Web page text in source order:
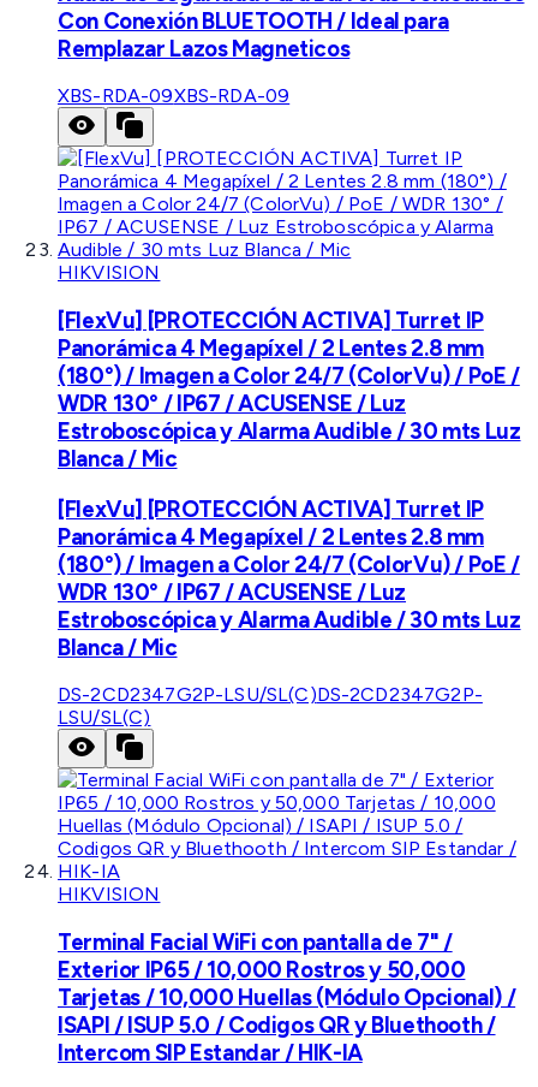
Con Conexión BLUETOOTH / Ideal para
Remplazar Lazos Magneticos
XBS-RDA-09XBS-RDA-09
HIKVISION
[FlexVu] [PROTECCIÓN ACTIVA] Turret IP
Panorámica 4 Megapíxel / 2 Lentes 2.8 mm
(180°) / Imagen a Color 24/7 (ColorVu) / PoE /
WDR 130° / IP67 / ACUSENSE / Luz
Estroboscópica y Alarma Audible / 30 mts Luz
Blanca / Mic
[FlexVu] [PROTECCIÓN ACTIVA] Turret IP
Panorámica 4 Megapíxel / 2 Lentes 2.8 mm
(180°) / Imagen a Color 24/7 (ColorVu) / PoE /
WDR 130° / IP67 / ACUSENSE / Luz
Estroboscópica y Alarma Audible / 30 mts Luz
Blanca / Mic
DS-2CD2347G2P-LSU/SL(C)DS-2CD2347G2P-
LSU/SL(C)
HIKVISION
Terminal Facial WiFi con pantalla de 7" /
Exterior IP65 / 10,000 Rostros y 50,000
Tarjetas / 10,000 Huellas (Módulo Opcional) /
ISAPI / ISUP 5.0 / Codigos QR y Bluethooth /
Intercom SIP Estandar / HIK-IA